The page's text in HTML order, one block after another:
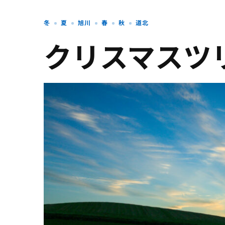
冬 夏 旭川 春 秋 道北
クリスマスツ